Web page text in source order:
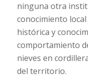
ninguna otra
conocimiento
histórica y
comportamiento
nieves en
del territorio.